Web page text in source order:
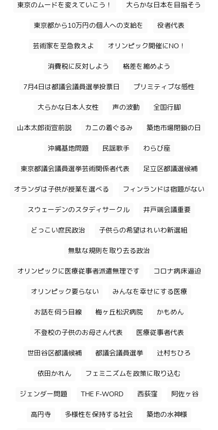
東京のムードを変えていこう！ 大らかな日本を目指そう
東京都から10万円の個人への支給を 役者代表
芸術家を至急救えよ オリンピック開催にNO！
消費税に反対しよう 格差を縮めよう
7月4日は都議会議員選挙投票日 プリミティブな感性
大らかな日本人女性 声の波動 全国行脚
山本太郎街宣前説 カニの着ぐるみ 築地市場閉鎖の日
沖縄基地問題 民謡歌手 わらび座
東京都議会議員選挙芸術関係者代表 足立区都議選候補
オランダは子供が授業を選べる フィンランドは宿題がない
スウェーデンのスタディサークル 井戸端会議重要
どっこい庶民政治 子供らの希望はれいわ新選組
無駄な規則を取り去る政治
オリンピックに医療従事者派遣無理です コロナ病床逼迫
オリンピック要らない みんなを幸せにする医療
お話を伺う目線 梅ヶ丘松沢病院 かもめん
不登校の子供のお母さん代表 医療従事者代表
世田谷区都議候補 都議会議員選挙 辻村ちひろ
依田かれん フェミニズムを政策に取り込む
ジェンダー問題 THE F-WORD 西荻窪 阿佐ヶ谷
高円寺 多様性を保持する社会 築地の水神様